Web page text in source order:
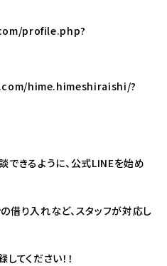
profile.php?
hime.himeshiraishi/?
できるように、公式LINEを始め
借り入れなど、スタッフが対応し
てください！！